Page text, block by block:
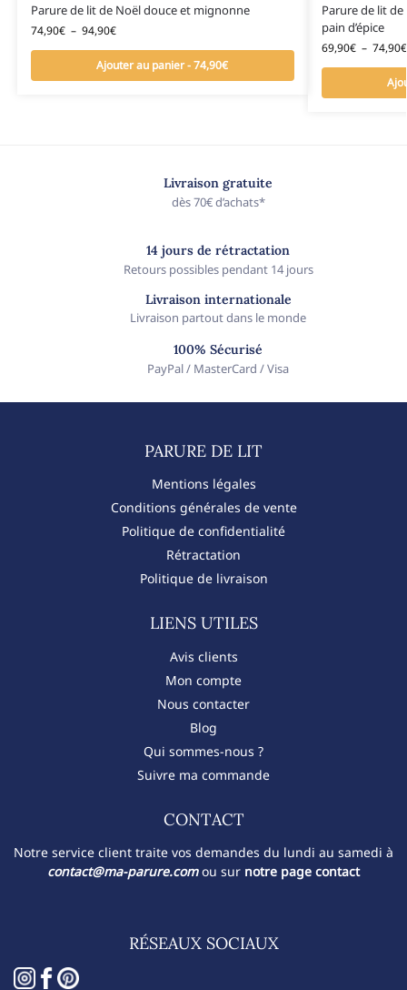
Parure de lit de Noël douce et mignonne
74,90€ – 94,90€
Ajouter au panier - 74,90€
Parure de lit
pain d’épice
69,90€ – 74,90€
Livraison gratuite
dès 70€ d’achats*
14 jours de rétractation
Retours possibles pendant 14 jours
Livraison internationale
Livraison partout dans le monde
100% Sécurisé
PayPal / MasterCard / Visa
PARURE DE LIT​
Mentions légales
Conditions générales de vente
Politique de confidentialité
Rétractation
Politique de livraison
LIENS UTILES
Avis clients
Mon compte
Nous contacter
Blog
Qui sommes-nous ?
Suivre ma commande
CONTACT​
Notre service client traite vos demandes du lundi au samedi à
contact@ma-parure.comou sur notre page contact
RÉSEAUX SOCIAUX